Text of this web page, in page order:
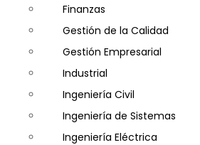
Finanzas
Gestión de la Calidad
Gestión Empresarial
Industrial
Ingeniería Civil
Ingeniería de Sistemas
Ingeniería Eléctrica